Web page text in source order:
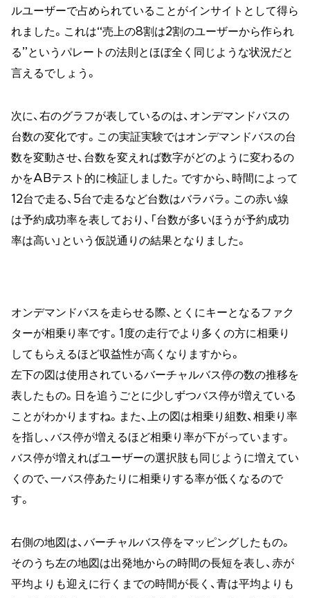
ルユーザーで占められていることがインサイトとして得ら
れました。これは“売上の8割は2割のユーザーから作られ
る”というパレートの法則とほぼ全く同じような状況だと
言えるでしょう。
次に、右のグラフが表しているのは、オンデマンドバスの
台数の変化です。この実証実験ではオンデマンドバスの台
数を変動させ、台数を変えれば数字がどのように変わるの
かをABテスト的に検証しました。ですから、時間によって
12台で走る、5台で走るなど台数はバラバラ。この赤い線
は予約成功率を表しており、「台数が多いほうが予約成功
率は高い」という仮説通りの結果となりました。
オンデマンドバスを走らせる際、とくにキーとなるファク
ターが相乗り率です。1度の走行でより多くの方に相乗り
してもらえるほど収益性が高くなりますから。
左下の図は使用されているバーチャルバス停の数の推移を
表したもの。日を追うごとに少しずつバス停が増えている
ことがわかりますね。また、上の図は相乗り組数、相乗り率
を指し、バス停が増えるほど相乗り率が下がっています。
バス停が増えればユーザーの選択肢も同じように増えてい
くので、一バス停あたりに相乗りする率が低くなるので
す。
右側の地図は、バーチャルバス停をマッピングしたもの。
そのうち左の地図は出発地からの時間の長短を表し、赤が
平均よりも迎えに行くまでの時間が長く、青は平均よりも